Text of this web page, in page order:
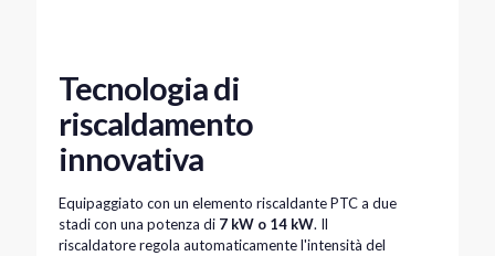
Tecnologia di
riscaldamento
innovativa
Equipaggiato con un elemento riscaldante PTC a due
stadi con una potenza di 7 kW o 14 kW. Il
riscaldatore regola automaticamente l'intensità del